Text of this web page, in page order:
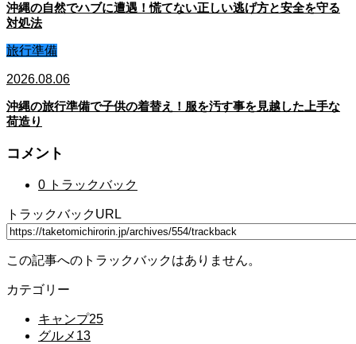
沖縄の自然でハブに遭遇！慌てない正しい逃げ方と安全を守る
対処法
旅行準備
2026.08.06
沖縄の旅行準備で子供の着替え！服を汚す事を見越した上手な
荷造り
コメント
0 トラックバック
トラックバックURL
この記事へのトラックバックはありません。
カテゴリー
キャンプ25
グルメ 13